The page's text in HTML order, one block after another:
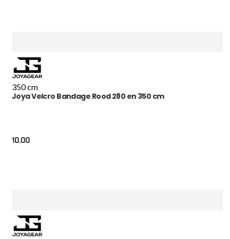
350 cm
Joya Velcro Bandage Rood 280 en 350 cm
10.00